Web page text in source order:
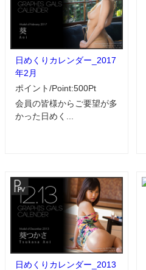
日めくりカレンダー_2017
年2月
ポイント/Point:500Pt
会員の皆様からご要望が多
かった日めく...
日めくりカレンダー_2013